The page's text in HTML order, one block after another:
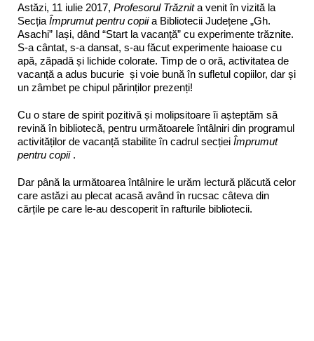
Astăzi, 11 iulie 2017, Profesorul Trăznita venit în vizită la
Secția Împrumut pentru copiia Bibliotecii Județene „Gh.
Asachi” Iași, dând “Start la vacanță” cu experimente trăznite.
S-a cântat, s-a dansat, s-au făcut experimente haioase cu
apă, zăpadă și lichide colorate. Timp de o oră, activitatea de
vacanță a adus bucurie și voie bună în sufletul copiilor, dar și
un zâmbet pe chipul părinților prezenți!
Cu o stare de spirit pozitivă și molipsitoare îi așteptăm să
revină în bibliotecă, pentru următoarele întâlniri din programul
activităților de vacanță stabilite în cadrul secției Împrumut
pentru copii .
Dar până la următoarea întâlnire le urăm lectură plăcută celor
care astăzi au plecat acasă având în rucsac câteva din
cărțile pe care le-au descoperit în rafturile bibliotecii.